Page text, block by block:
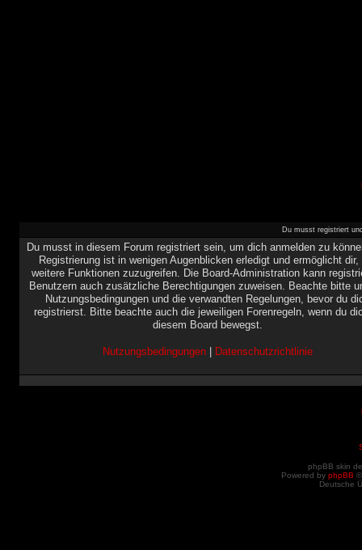
Du musst registriert
Du musst in diesem Forum registriert sein, um dich anmelden zu
Registrierung ist in wenigen Augenblicken erledigt und ermöglicht dir,
weitere Funktionen zuzugreifen. Die Board-Administration kann
Benutzern auch zusätzliche Berechtigungen zuweisen. Beachte bitte
Nutzungsbedingungen und die verwandten Regelungen, bevor du
registrierst. Bitte beachte auch die jeweiligen Forenregeln, wenn du
diesem Board bewegst.
Nutzungsbedingungen| Datenschutzrichtlinie
phpBB skin
Powered by phpBB
Deutsche